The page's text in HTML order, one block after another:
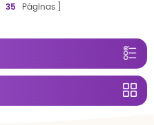
35 Páginas